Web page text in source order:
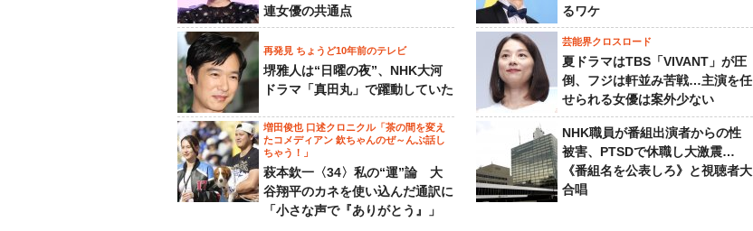
連女優の共通点
るワケ
再発見 ちょうど10年前のテレビ
堺雅人は“日曜の夜”、NHK大河
ドラマ「真田丸」で躍動していた
芸能界クロスロード
夏ドラマはTBS「VIVANT」が圧
倒、フジは軒並み苦戦…主演を任
せられる女優は案外少ない
増田俊也 口述クロニクル「茶の間を変え
たコメディアン 欽ちゃんのぜ～んぶ話し
ちゃう！」
萩本欽一〈34〉私の“運”論 大
谷翔平のカネを使い込んだ通訳に
「小さな声で『ありがとう』」
NHK職員が番組出演者からの性
被害、PTSDで休職し大激震…
《番組名を公表しろ》と視聴者大
合唱